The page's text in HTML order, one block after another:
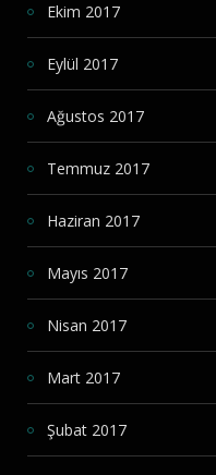
Ekim 2017
Eylül 2017
Ağustos 2017
Temmuz 2017
Haziran 2017
Mayıs 2017
Nisan 2017
Mart 2017
Şubat 2017